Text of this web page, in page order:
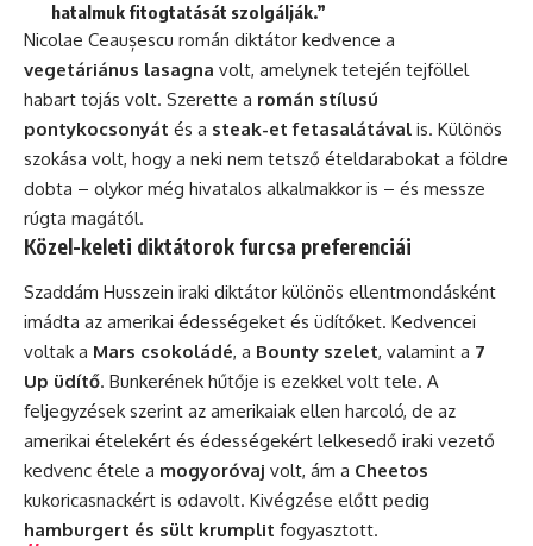
hatalmuk fitogtatását szolgálják.”
Nicolae Ceaușescu román diktátor kedvence a
vegetáriánus lasagna volt, amelynek tetején tejföllel
habart tojás volt. Szerette a román stílusú
pontykocsonyát és a steak-et fetasalátával is. Különös
szokása volt, hogy a neki nem tetsző ételdarabokat a földre
dobta – olykor még hivatalos alkalmakkor is – és messze
rúgta magától.
Közel-keleti diktátorok furcsa preferenciái
Szaddám Husszein iraki diktátor különös ellentmondásként
imádta az amerikai édességeket és üdítőket. Kedvencei
voltak a Mars csokoládé, a Bounty szelet, valamint a 7
Up üdítő. Bunkerének hűtője is ezekkel volt tele. A
feljegyzések szerint az amerikaiak ellen harcoló, de az
amerikai ételekért és édességekért lelkesedő iraki vezető
kedvenc étele a mogyoróvaj volt, ám a Cheetos
kukoricasnackért is odavolt. Kivégzése előtt pedig
hamburgert és sült krumplit fogyasztott.